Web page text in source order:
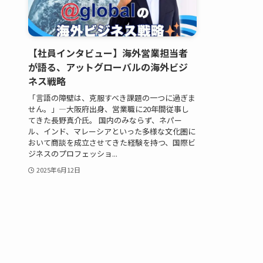
【社員インタビュー】海外営業担当者
が語る、アットグローバルの海外ビジ
ネス戦略
「言語の障壁は、克服すべき課題の一つに過ぎま
せん。」―大阪府出身、営業職に20年間従事し
てきた長野真介氏。 国内のみならず、ネパー
ル、インド、マレーシアといった多様な文化圏に
おいて商談を成立させてきた経験を持つ、国際ビ
ジネスのプロフェッショ...
2025年6月12日